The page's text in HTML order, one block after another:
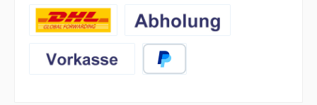
Abholung